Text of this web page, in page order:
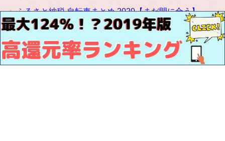
ふるさと納税 自転車まとめ 2020【まだ間に合う】
ふるさと納税にカリモクの高級家具が登場！椅子・テ
ーブル・ベッドなど種類豊富です